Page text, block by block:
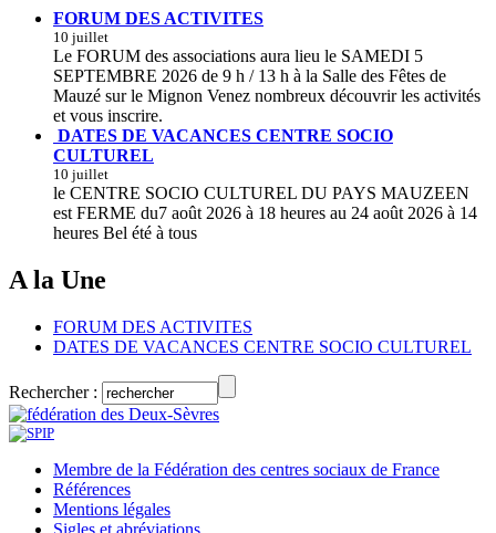
FORUM DES ACTIVITES
10 juillet
Le FORUM des associations aura lieu le SAMEDI 5
SEPTEMBRE 2026 de 9 h / 13 h à la Salle des Fêtes de
Mauzé sur le Mignon Venez nombreux découvrir les activités
et vous inscrire.
DATES DE VACANCES CENTRE SOCIO
CULTUREL
10 juillet
le CENTRE SOCIO CULTUREL DU PAYS MAUZEEN
est FERME du7 août 2026 à 18 heures au 24 août 2026 à 14
heures Bel été à tous
A la Une
FORUM DES ACTIVITES
DATES DE VACANCES CENTRE SOCIO CULTUREL
Rechercher :
Membre de la Fédération des centres sociaux de France
Références
Mentions légales
Sigles et abréviations